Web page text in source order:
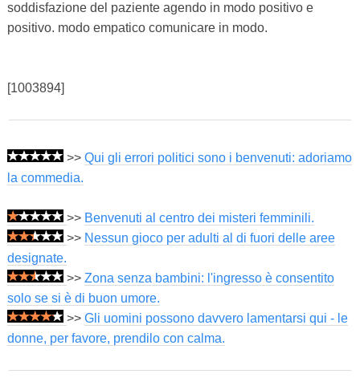
soddisfazione del paziente agendo in modo positivo e
positivo. modo empatico comunicare in modo.
[1003894]
>> Qui gli errori politici sono i benvenuti: adoriamo
la commedia.
>> Benvenuti al centro dei misteri femminili.
>> Nessun gioco per adulti al di fuori delle aree
designate.
>> Zona senza bambini: l'ingresso è consentito
solo se si è di buon umore.
>> Gli uomini possono davvero lamentarsi qui - le
donne, per favore, prendilo con calma.